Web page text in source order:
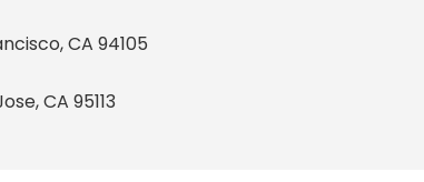
CA 94105
CA 95113